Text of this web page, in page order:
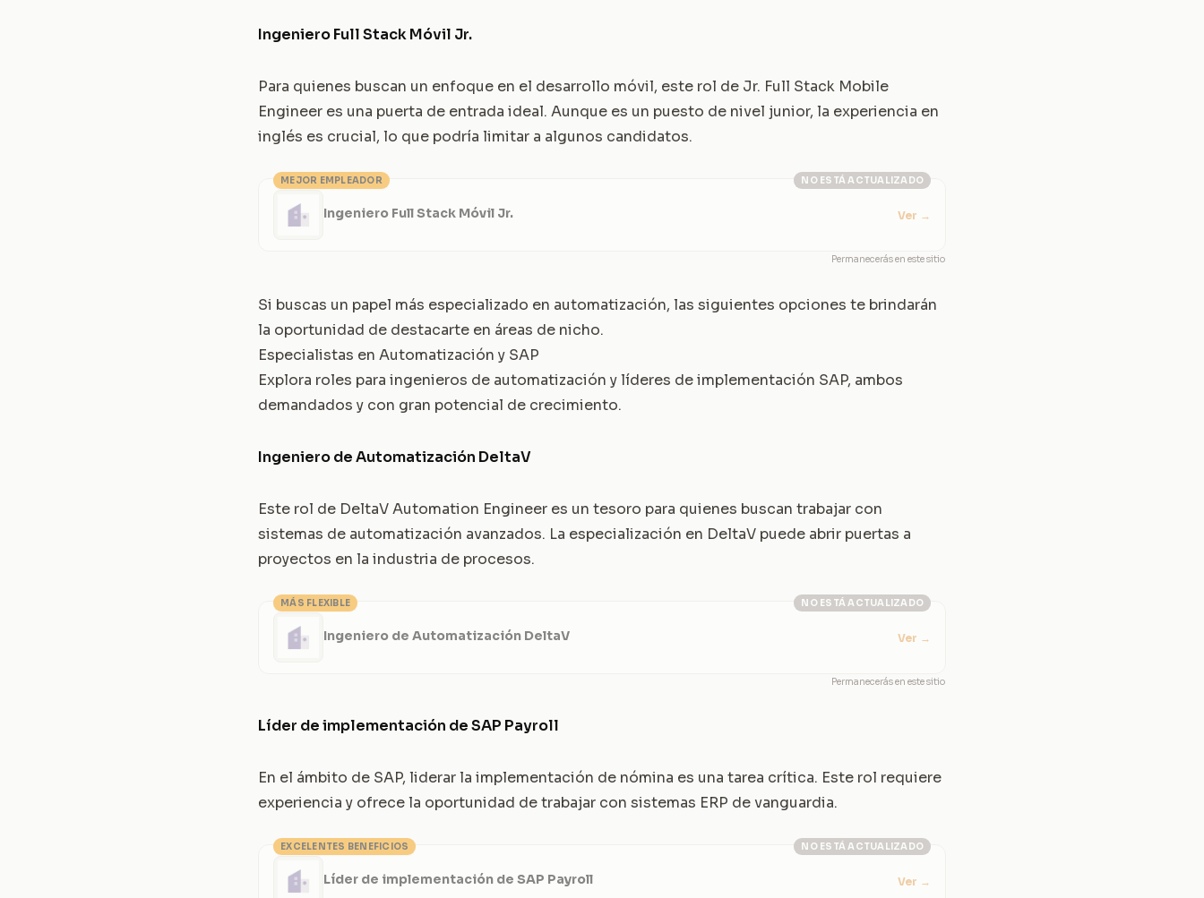
Ingeniero Full Stack Móvil Jr.
Para quienes buscan un enfoque en el desarrollo móvil, este rol de Jr. Full Stack Mobile
Engineer es una puerta de entrada ideal. Aunque es un puesto de nivel junior, la experiencia en
inglés es crucial, lo que podría limitar a algunos candidatos.
NO ESTÁ ACTUALIZADO
MEJOR EMPLEADOR
Ingeniero Full Stack Móvil Jr. Ver →
Permanecerás en este sitio
Si buscas un papel más especializado en automatización, las siguientes opciones te brindarán
la oportunidad de destacarte en áreas de nicho.
Especialistas en Automatización y SAP
Explora roles para ingenieros de automatización y líderes de implementación SAP, ambos
demandados y con gran potencial de crecimiento.
Ingeniero de Automatización DeltaV
Este rol de DeltaV Automation Engineer es un tesoro para quienes buscan trabajar con
sistemas de automatización avanzados. La especialización en DeltaV puede abrir puertas a
proyectos en la industria de procesos.
NO ESTÁ ACTUALIZADO
MÁS FLEXIBLE
Ingeniero de Automatización DeltaV Ver →
Permanecerás en este sitio
Líder de implementación de SAP Payroll
En el ámbito de SAP, liderar la implementación de nómina es una tarea crítica. Este rol requiere
experiencia y ofrece la oportunidad de trabajar con sistemas ERP de vanguardia.
NO ESTÁ ACTUALIZADO
EXCELENTES BENEFICIOS
Líder de implementación de SAP Payroll Ver →